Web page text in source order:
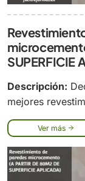
SUPERFICIE
Descripción:
mejores
Ver más